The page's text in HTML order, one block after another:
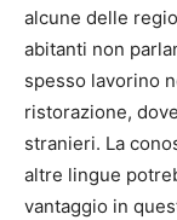
alcune delle
abitanti non
spesso lavorino
ristorazione,
stranieri. La
altre lingue
vantaggio in